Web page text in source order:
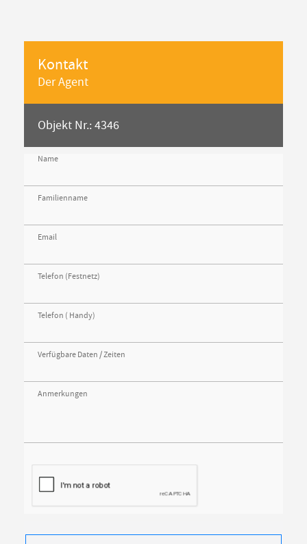
Kontakt
Der Agent
Objekt Nr.: 4346
Name
Familienname
Email
Telefon (Festnetz)
Telefon ( Handy)
Verfügbare Daten / Zeiten
Anmerkungen